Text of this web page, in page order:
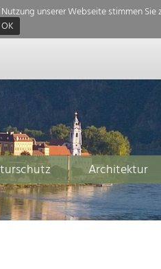
unserer Webseite stimmen
OK
Architektur